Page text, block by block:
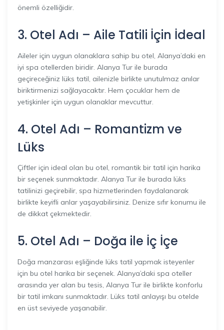
önemli özelliğidir.
3. Otel Adı – Aile Tatili İçin İdeal
Aileler için uygun olanaklara sahip bu otel, Alanya’daki en
iyi spa otellerden biridir. Alanya Tur ile burada
geçireceğiniz lüks tatil, ailenizle birlikte unutulmaz anılar
biriktirmenizi sağlayacaktır. Hem çocuklar hem de
yetişkinler için uygun olanaklar mevcuttur.
4. Otel Adı – Romantizm ve
Lüks
Çiftler için ideal olan bu otel, romantik bir tatil için harika
bir seçenek sunmaktadır. Alanya Tur ile burada lüks
tatilinizi geçirebilir, spa hizmetlerinden faydalanarak
birlikte keyifli anlar yaşayabilirsiniz. Denize sıfır konumu ile
de dikkat çekmektedir.
5. Otel Adı – Doğa ile İç İçe
Doğa manzarası eşliğinde lüks tatil yapmak isteyenler
için bu otel harika bir seçenek. Alanya’daki spa oteller
arasında yer alan bu tesis, Alanya Tur ile birlikte konforlu
bir tatil imkanı sunmaktadır. Lüks tatil anlayışı bu otelde
en üst seviyede yaşanabilir.